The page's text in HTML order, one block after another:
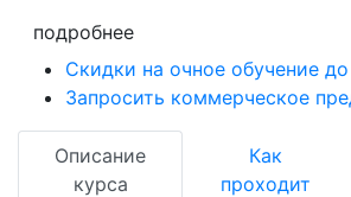
подробнее
Скидки на очное обучение
Запросить коммерческое
Описание
курса
Как
проходит